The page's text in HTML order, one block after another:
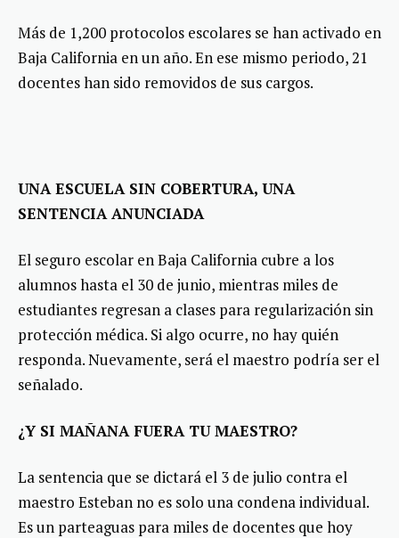
Más de 1,200 protocolos escolares se han activado en
Baja California en un año. En ese mismo periodo, 21
docentes han sido removidos de sus cargos.
UNA ESCUELA SIN COBERTURA, UNA
SENTENCIA ANUNCIADA
El seguro escolar en Baja California cubre a los
alumnos hasta el 30 de junio, mientras miles de
estudiantes regresan a clases para regularización sin
protección médica. Si algo ocurre, no hay quién
responda. Nuevamente, será el maestro podría ser el
señalado.
¿Y SI MAÑANA FUERA TU MAESTRO?
La sentencia que se dictará el 3 de julio contra el
maestro Esteban no es solo una condena individual.
Es un parteaguas para miles de docentes que hoy